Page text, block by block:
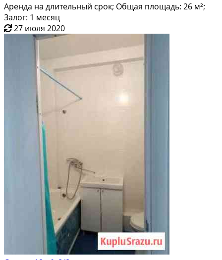
Аренда на длительный срок; Общая площадь: 26 м²;
Залог: 1 месяц
27 июля 2020